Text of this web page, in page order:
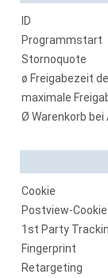
ID
Programmstart
Stornoquote
ø Freigabezeit
maximale
Ø Warenkorb bei
Cookie
Postview-Cookie
1st Party
Fingerprint
Retargeting